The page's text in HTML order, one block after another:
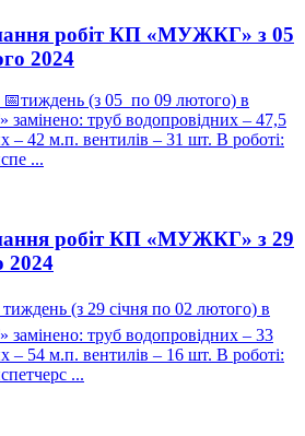
робіт КП «МУЖКГ» з 05
2024
(з 05 по 09 лютого) в
труб водопровідних – 47,5
– 42 м.п. вентилів – 31 шт. В роботі:
...
робіт КП «МУЖКГ» з 29
2024
(з 29 січня по 02 лютого) в
труб водопровідних – 33
– 54 м.п. вентилів – 16 шт. В роботі:
...